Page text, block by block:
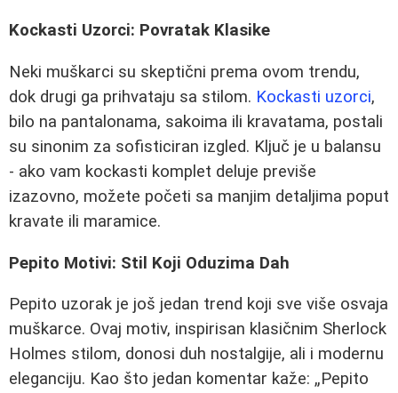
Kockasti Uzorci: Povratak Klasike
Neki muškarci su skeptični prema ovom trendu,
dok drugi ga prihvataju sa stilom. Kockasti uzorci,
bilo na pantalonama, sakoima ili kravatama, postali
su sinonim za sofisticiran izgled. Ključ je u balansu
- ako vam kockasti komplet deluje previše
izazovno, možete početi sa manjim detaljima poput
kravate ili maramice.
Pepito Motivi: Stil Koji Oduzima Dah
Pepito uzorak je još jedan trend koji sve više osvaja
muškarce. Ovaj motiv, inspirisan klasičnim Sherlock
Holmes stilom, donosi duh nostalgije, ali i modernu
eleganciju. Kao što jedan komentar kaže:
Pepito